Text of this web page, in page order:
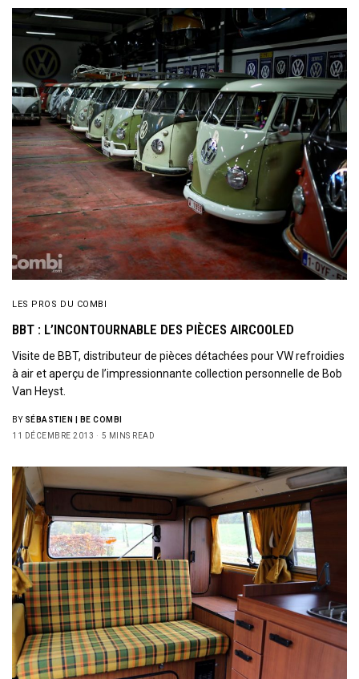
SIGN UP
I would like to receive news and special offers.
LES PROS DU COMBI
BBT : L’INCONTOURNABLE DES PIÈCES AIRCOOLED
Visite de BBT, distributeur de pièces détachées pour VW refroidies
à air et aperçu de l’impressionnante collection personnelle de Bob
Van Heyst.
BY SÉBASTIEN | BE COMBI
11 DÉCEMBRE 2013
5 MINS READ